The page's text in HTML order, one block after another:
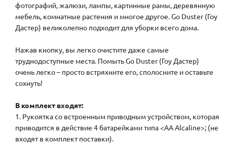
фотографий, жалюзи, лампы, картинные рамы, деревянную
мебель, комнатные растения и многое другое. Go Duster (Гоу
Дастер) великолепно подходит для уборки всего дома.
Нажав кнопку, вы легко очистите даже самые
труднодоступные места. Помыть Go Duster (Гоу Дастер)
очень легко – просто встряхните его, сполосните и оставьте
сохнуть!
В комплект входят:
1. Рукоятка со встроенным приводным устройством, которая
приводится в действие 4 батарейками типа <АА Alcaline>; (не
входят в комплект поставки).